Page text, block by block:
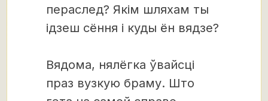
пераслед? Якім шляхам ты
ідзеш сёння і куды ён вядзе?
Вядома, нялёгка ўвайсці
праз вузкую браму. Што